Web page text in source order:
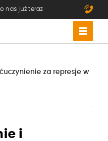
nas już teraz
za represje w
i